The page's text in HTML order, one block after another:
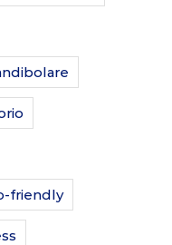
friendly